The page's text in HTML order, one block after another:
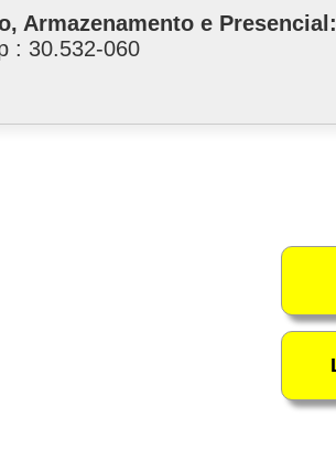
Armazenamento e Presencial:
: 30.532-060